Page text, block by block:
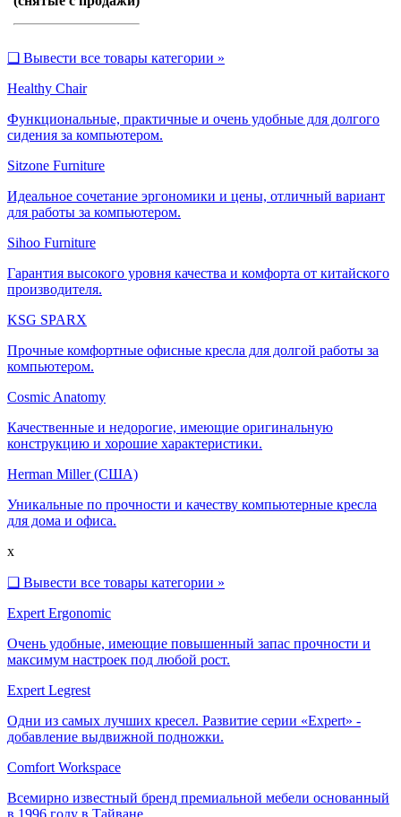
❑ Вывести все товары категории »
Healthy Chair
Функциональные, практичные и очень удобные для долгого
сидения за компьютером.
Sitzone Furniture
Идеальное сочетание эргономики и цены, отличный вариант
для работы за компьютером.
Sihoo Furniture
Гарантия высокого уровня качества и комфорта от китайского
производителя.
KSG SPARX
Прочные комфортные офисные кресла для долгой работы за
компьютером.
Cosmic Anatomy
Качественные и недорогие, имеющие оригинальную
конструкцию и хорошие характеристики.
Herman Miller (США)
Уникальные по прочности и качеству компьютерные кресла
для дома и офиса.
x
❑ Вывести все товары категории »
Expert Ergonomic
Очень удобные, имеющие повышенный запас прочности и
максимум настроек под любой рост.
Expert Legrest
Одни из самых лучших кресел. Развитие серии «Expert» -
добавление выдвижной подножки.
Comfort Workspace
Всемирно известный бренд премиальной мебели основанный
в 1996 году в Тайване.